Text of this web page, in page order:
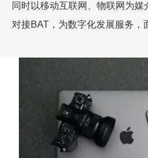
同时以移动互联网、物联网为
对接BAT，为数字化发展服务，